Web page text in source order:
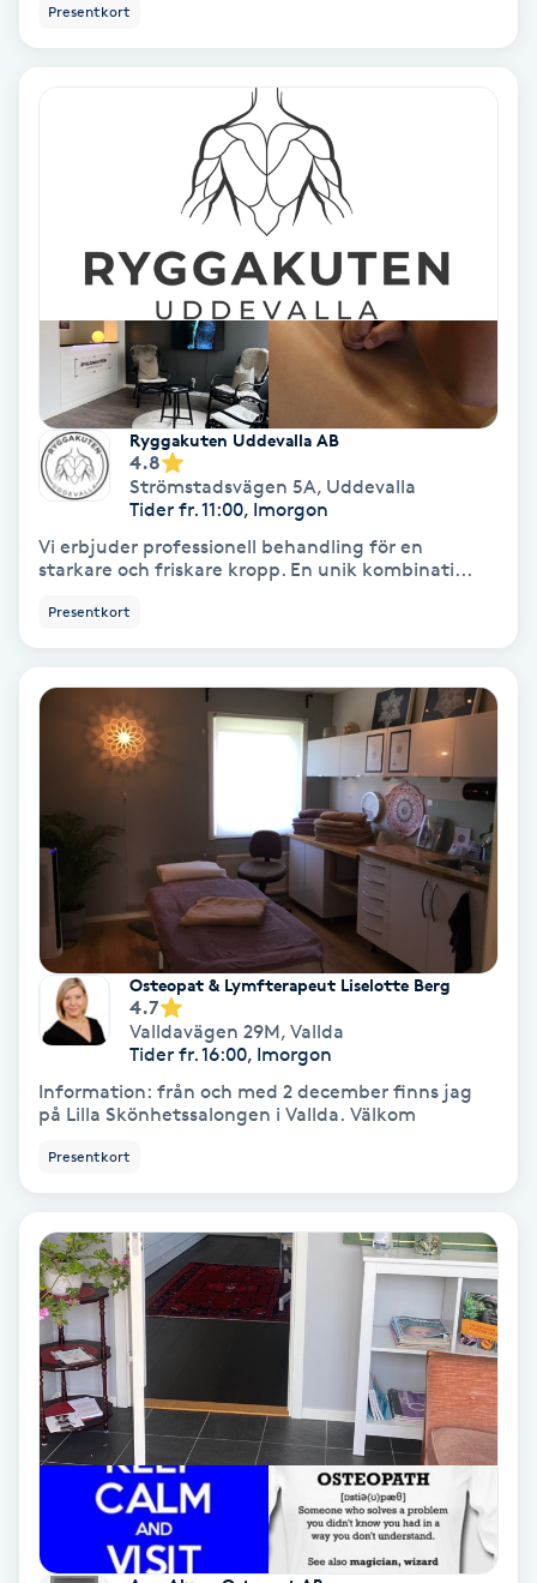
Keratinbehandling
Klangmassage
Klippning
Klippning & Slingor
Klippning ungdom
Koppningsmassage
Kosmetisk tatuering
Kostrådgivning
Kroppsinpackning
Kroppspeeling
Käkledsbehandling
Kärlbehandling
Laserbehandling
Lashlift Keratin
Liktornar
LPG
LPG-behandling
LPG-massage
Luggklippning
Presentkort
Ryggakuten Uddevalla AB
4.8
Strömstadsvägen 5A, Uddevalla
Tider fr. 11:00, Imorgon
Vi erbjuder professionell behandling för en
starkare och friskare kropp. En unik kombinati...
Presentkort
Osteopat & Lymfterapeut Liselotte Berg
4.7
Valldavägen 29M, Vallda
Tider fr. 16:00, Imorgon
Information: från och med 2 december finns jag
på Lilla Skönhetssalongen i Vallda. Välkom
Presentkort